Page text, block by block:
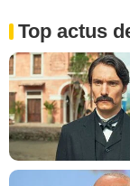
Top actus